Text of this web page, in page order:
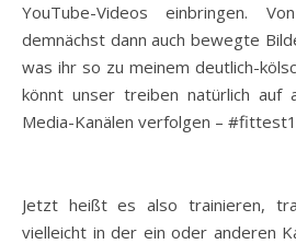
YouTube-Videos einbringen.
demnächst dann auch bewegte
was ihr so zu meinem deutlich-
könnt unser treiben natürlich auf
Media-Kanälen verfolgen –
Jetzt heißt es also trainieren,
vielleicht in der ein oder anderen